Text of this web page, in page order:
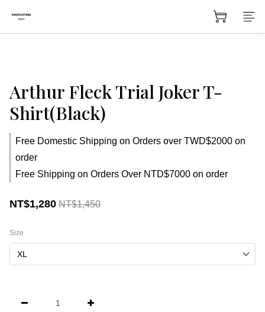
Arthur Fleck Trial Joker T-
Shirt(Black)
Free Domestic Shipping on Orders over TWD$2000 on
order
Free Shipping on Orders Over NTD$7000 on order
NT$1,280 NT$1,450
Size